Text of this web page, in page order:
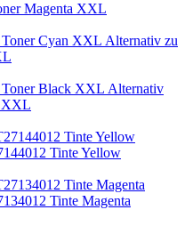
Magenta XXL
Alternativ zu
Alternativ
XXL
Tinte Yellow
Tinte Magenta